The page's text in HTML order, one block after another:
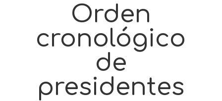
Orden
cronológico
de
presidentes